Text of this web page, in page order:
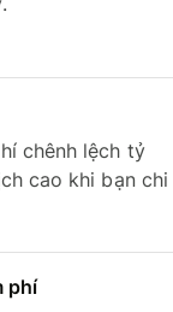
chênh lệch tỷ
cao khi bạn chi
phí